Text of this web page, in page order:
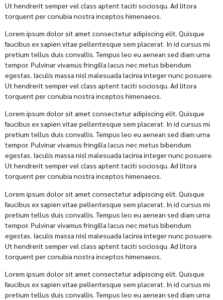
Ut hendrerit semper vel class aptent taciti sociosqu. Ad litora
torquent per conubia nostra inceptos himenaeos.
Lorem ipsum dolor sit amet consectetur adipiscing elit. Quisque
faucibus ex sapien vitae pellentesque sem placerat. In id cursus mi
pretium tellus duis convallis. Tempus leo eu aenean sed diam urna
tempor. Pulvinar vivamus fringilla lacus nec metus bibendum
egestas. Iaculis massa nisl malesuada lacinia integer nunc posuere.
Ut hendrerit semper vel class aptent taciti sociosqu. Ad litora
torquent per conubia nostra inceptos himenaeos.
Lorem ipsum dolor sit amet consectetur adipiscing elit. Quisque
faucibus ex sapien vitae pellentesque sem placerat. In id cursus mi
pretium tellus duis convallis. Tempus leo eu aenean sed diam urna
tempor. Pulvinar vivamus fringilla lacus nec metus bibendum
egestas. Iaculis massa nisl malesuada lacinia integer nunc posuere.
Ut hendrerit semper vel class aptent taciti sociosqu. Ad litora
torquent per conubia nostra inceptos himenaeos.
Lorem ipsum dolor sit amet consectetur adipiscing elit. Quisque
faucibus ex sapien vitae pellentesque sem placerat. In id cursus mi
pretium tellus duis convallis. Tempus leo eu aenean sed diam urna
tempor. Pulvinar vivamus fringilla lacus nec metus bibendum
egestas. Iaculis massa nisl malesuada lacinia integer nunc posuere.
Ut hendrerit semper vel class aptent taciti sociosqu. Ad litora
torquent per conubia nostra inceptos himenaeos.
Lorem ipsum dolor sit amet consectetur adipiscing elit. Quisque
faucibus ex sapien vitae pellentesque sem placerat. In id cursus mi
pretium tellus duis convallis. Tempus leo eu aenean sed diam urna